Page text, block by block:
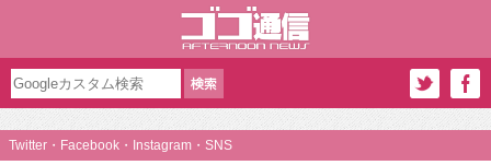
Twitter・Facebook・Instagram・SNS